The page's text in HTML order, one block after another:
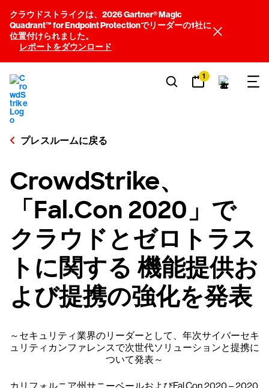
クラウドストライクは、2026 Gartner® Magic
Quadrant™ for Endpoint Protectionでリーダーの1社に
位置付けられました。
レポートをダウンロード
1
プレスルームに戻る
CrowdStrike、
「Fal.Con 2020」で
クラウドとゼロトラス
トに関する 機能提供お
よび提携の強化を発表
～セキュリティ業界のリーダーとして、年次サイバーセキ
ュリティカンファレンスで次世代ソリューションと提携に
ついて発表～